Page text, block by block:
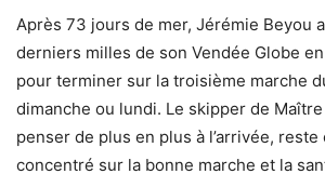
Après 73 jours de mer, Jérémie Beyou
derniers milles de son Vendée Globe
pour terminer sur la troisième marche
dimanche ou lundi. Le skipper de Maître
penser de plus en plus à l’arrivée,
concentré sur la bonne marche et la